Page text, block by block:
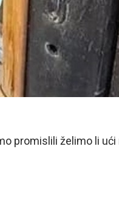
promislili želimo li